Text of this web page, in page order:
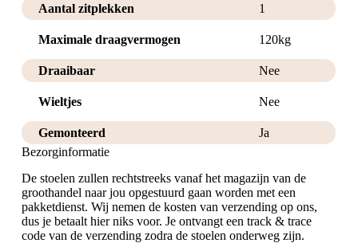
Aantal zitplekken 1
Maximale draagvermogen 120kg
Draaibaar Nee
Wieltjes Nee
Gemonteerd
Ja
Bezorginformatie
De stoelen zullen rechtstreeks vanaf het magazijn van de
groothandel naar jou opgestuurd gaan worden met een
pakketdienst. Wij nemen de kosten van verzending op ons,
dus je betaalt hier niks voor. Je ontvangt een track & trace
code van de verzending zodra de stoelen onderweg zijn.